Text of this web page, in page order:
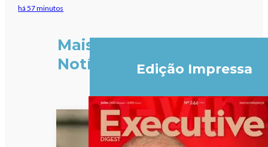
há 57 minutos
Mais
Notícias
Edição Impressa